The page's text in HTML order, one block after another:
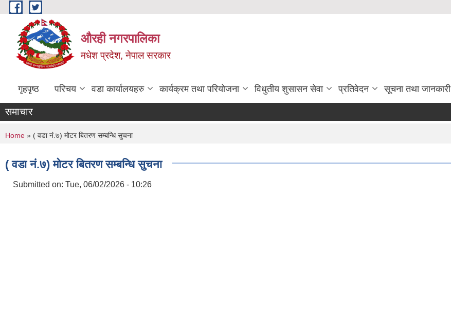
Skip to main content
औरही नगरपालिका
मधेश प्रदेश, नेपाल सरकार
गृहपृष्ठ परिचय वडा कार्यालयहरु कार्यक्रम तथा परियोजना विधुतीय शुसासन सेवा प्रतिवेदन सूचना तथा जानकारी
समाचार
You are here
Home » ( वडा नं.७) मोटर बितरण सम्बन्धि सुचना
( वडा नं.७) मोटर बितरण सम्बन्धि सुचना
Submitted on: Tue, 06/02/2026 - 10:26